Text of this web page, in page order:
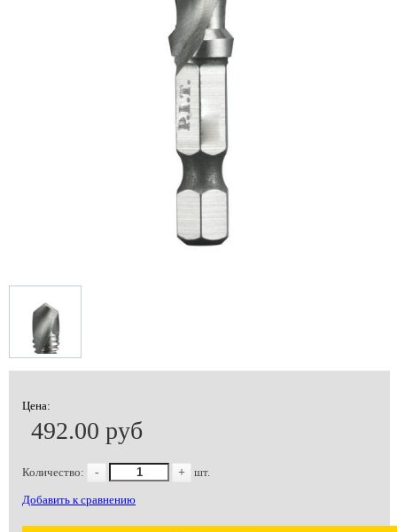
Цена:
492.00 руб
Количество: - + шт.
Добавить к сравнению